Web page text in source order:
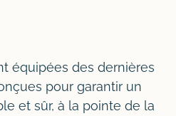
équipées des dernières
pour garantir un
et sûr, à la pointe de la